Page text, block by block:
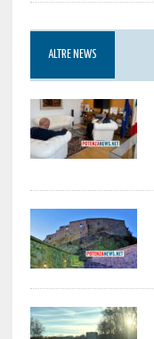
ALTRE NEWS